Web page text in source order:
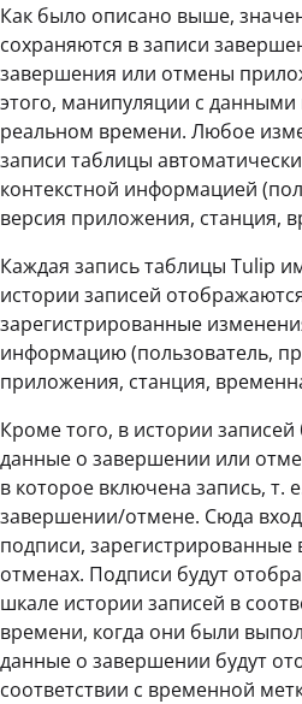
Как было описано выше,
сохраняются в записи
завершения или отмены
этого, манипуляции с данными
реальном времени. Любое
записи таблицы
контекстной информацией
версия приложения, станция,
Каждая запись таблицы Tulip
истории записей
зарегистрированные
информацию (пользователь,
приложения, станция,
Кроме того, в истории записей
данные о завершении или
в которое включена запись, т.
завершении/отмене. Сюда
подписи, зарегистрированные
отменах. Подписи будут
шкале истории записей в
времени, когда они были
данные о завершении будут
соответствии с временной